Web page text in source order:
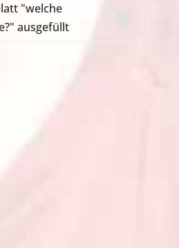
"welche
ausgefüllt